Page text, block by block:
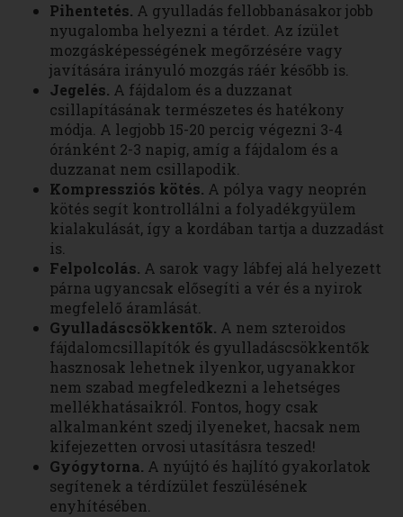
Pihentetés. A gyulladás fellobbanásakor jobb
nyugalomba helyezni a térdet. Az ízület
mozgásképességének megőrzésére vagy
javítására irányuló mozgás ráér később is.
Jegelés. A fájdalom és a duzzanat
csillapításának természetes és hatékony
módja. A legjobb 15-20 percig végezni 3-4
óránként 2-3 napig, amíg a fájdalom és a
duzzanat nem csillapodik.
Kompressziós kötés. A pólya vagy neoprén
kötés segít kontrollálni a folyadékgyülem
kialakulását, így a kordában tartja a duzzadást
is.
Felpolcolás. A sarok vagy lábfej alá helyezett
párna ugyancsak elősegíti a vér és a nyirok
megfelelő áramlását.
Gyulladáscsökkentők. A nem szteroidos
fájdalomcsillapítók és gyulladáscsökkentők
hasznosak lehetnek ilyenkor, ugyanakkor
nem szabad megfeledkezni a lehetséges
mellékhatásaikról. Fontos, hogy csak
alkalmanként szedj ilyeneket, hacsak nem
kifejezetten orvosi utasításra teszed!
Gyógytorna. A nyújtó és hajlító gyakorlatok
segítenek a térdízület feszülésének
enyhítésében.